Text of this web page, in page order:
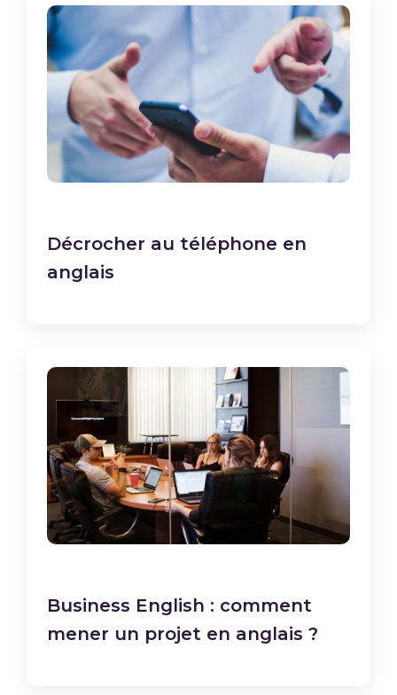
Décrocher au téléphone en
anglais
Business English : comment
mener un projet en anglais ?